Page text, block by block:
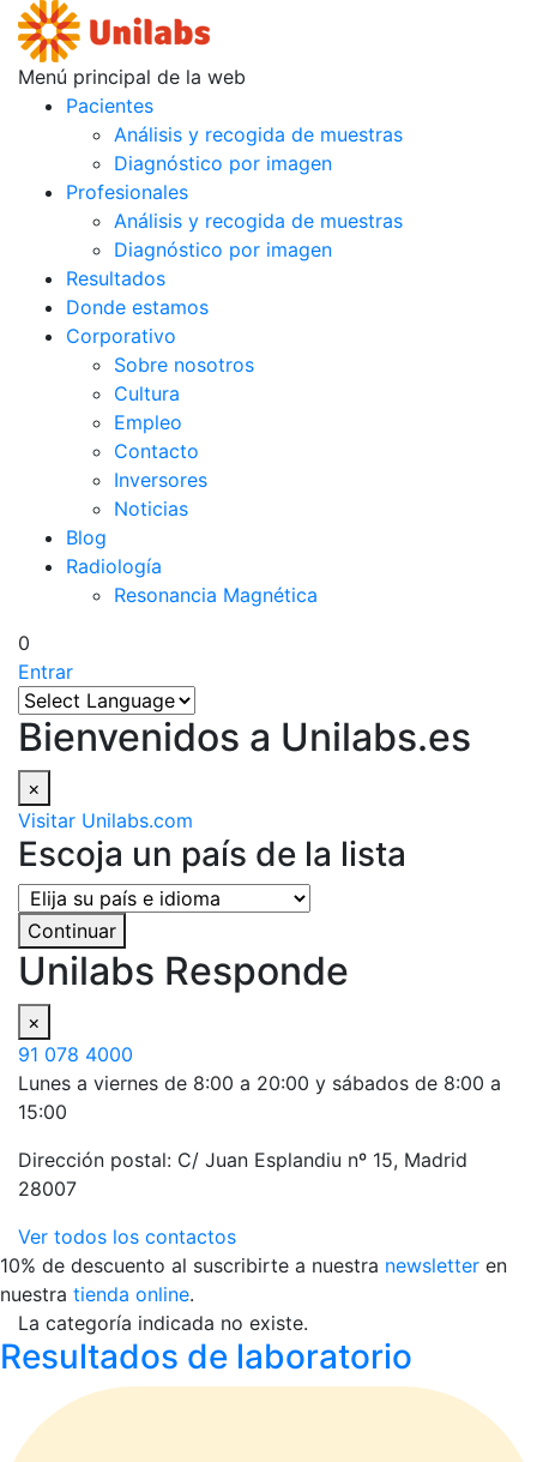
Menú principal de la web
Pacientes
Análisis y recogida de muestras
Diagnóstico por imagen
Profesionales
Análisis y recogida de muestras
Diagnóstico por imagen
Resultados
Donde estamos
Corporativo
Sobre nosotros
Cultura
Empleo
Contacto
Inversores
Noticias
Blog
Radiología
Resonancia Magnética
0
Entrar
Bienvenidos a Unilabs.es
×
Visitar Unilabs.com
Escoja un país de la lista
Continuar
Unilabs Responde
×
91 078 4000
Lunes a viernes de 8:00 a 20:00 y sábados de 8:00 a
15:00
Dirección postal: C/ Juan Esplandiu nº 15, Madrid
28007
Ver todos los contactos
10% de descuento al suscribirte a nuestra newsletter en
nuestra tienda online.
La categoría indicada no existe.
Resultados de laboratorio